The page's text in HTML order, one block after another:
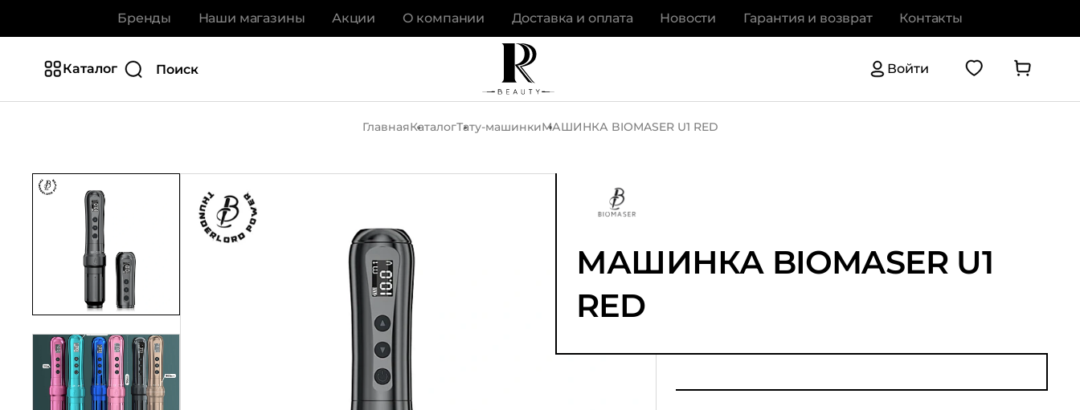
Бренды Наши магазины Акции О компании Доставка и оплата Новости Гарантия и возврат Контакты
Каталог Войти
ГлавнаяКаталогТату-машинкиМАШИНКА BIOMASER U1 RED
МАШИНКА BIOMASER U1
RED